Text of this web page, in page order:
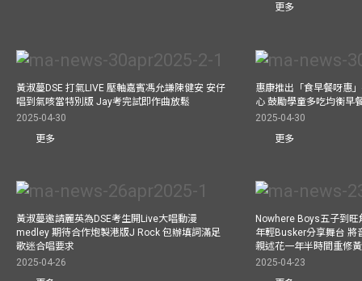
更多
黃淑蔓DSE 打氣LIVE 壓軸嘉賓馮允謙陳健安 安仔
唱到氣咳當特別版 Jay考完試即作曲放鬆
2025-04-30
更多
惠康推出「食早餐呀惠
心 鼓勵學童多吃均衡早
2025-04-30
更多
黃淑蔓邀請麗英為DSE考生開Live大唱動漫
medley 期待合作炮製港版J Rock 包辦填詞滿足
歌迷合唱要求
2025-04-26
Nowhere Boys五子到
年輕Busker分享舞台 將
親述花一年半時間重修
2025-04-23